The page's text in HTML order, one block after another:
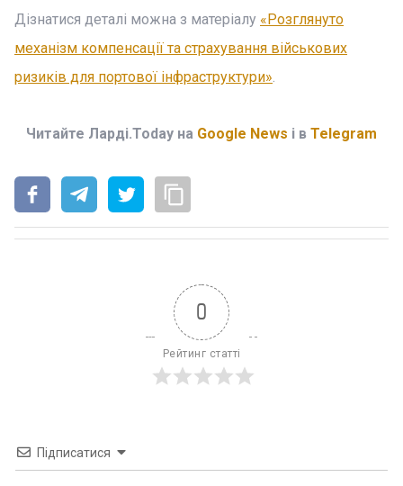
Дізнатися деталі можна з матеріалу «Розглянуто
механізм компенсації та страхування військових
ризиків для портової інфраструктури».
Читайте Ларді.Today на Google News і в Telegram
0
Рейтинг статті
Підписатися